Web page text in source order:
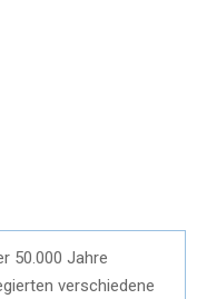
50.000 Jahre
verschiedene